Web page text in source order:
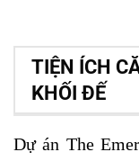
TIỆN ÍCH
KHỐI ĐẾ
Dự án The